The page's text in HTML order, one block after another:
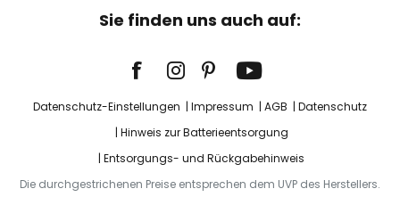
Sie finden uns auch auf:
Datenschutz-Einstellungen Impressum AGB
Datenschutz
Hinweis zur Batterieentsorgung
Entsorgungs- und Rückgabehinweis
Die durchgestrichenen Preise entsprechen dem UVP des Herstellers.